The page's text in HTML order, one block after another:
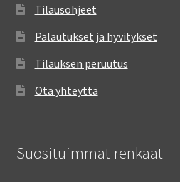
Tilausohjeet
Palautukset ja hyvitykset
Tilauksen peruutus
Ota yhteyttä
Suosituimmat renkaat